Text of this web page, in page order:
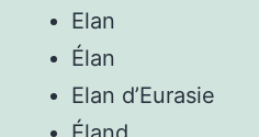
Elan
Élan
Elan d’Eurasie